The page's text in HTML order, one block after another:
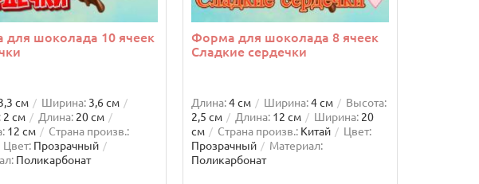
шоколада 10 ячеек
см Ширина: 3,6 см
2 см Длина: 20 см
12 см
Страна произв.:
Цвет: Прозрачный
Поликарбонат
Форма для шоколада 8 ячеек
Сладкие сердечки
Длина:4 см Ширина:4 см
Высота:
2,5 см
Длина: 12 см Ширина: 20
см
Страна произв.: Китай
Цвет:
Прозрачный
Материал:
Поликарбонат